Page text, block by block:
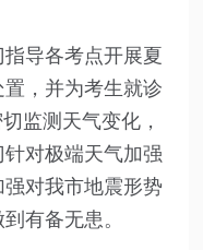
导各考点开展夏
，并为考生就诊
监测天气变化，
对极端天气加强
对我市地震形势
有备无患。